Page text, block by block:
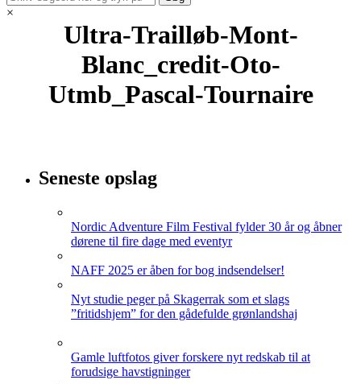
×
Ultra-Trailløb-Mont-
Blanc_credit-Oto-
Utmb_Pascal-Tournaire
Seneste opslag
Nordic Adventure Film Festival fylder 30 år og åbner
dørene til fire dage med eventyr
NAFF 2025 er åben for bog indsendelser!
Nyt studie peger på Skagerrak som et slags
”fritidshjem” for den gådefulde grønlandshaj
Gamle luftfotos giver forskere nyt redskab til at
forudsige havstigninger